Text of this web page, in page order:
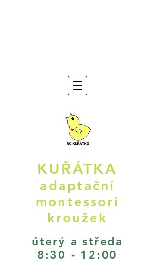
KUŘÁTKA
adaptační
montessori
kroužek
úterý a středa
8:3 0 - 12:00